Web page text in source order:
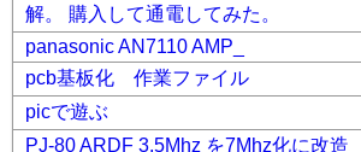
解。 購入して通電してみた。
panasonic AN7110 AMP_
pcb基板化 作業ファイル
picで遊ぶ
PJ-80 ARDF 3.5Mhz を7Mhz化に改造